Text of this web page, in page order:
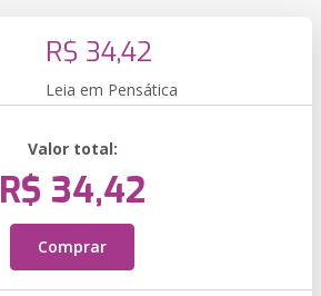
R$ 34,42
Leia em Pensática
Valor total:
R$ 34,42
Comprar